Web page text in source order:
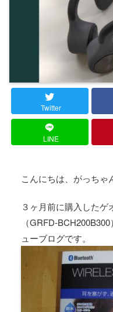
Twitter
LINE
こんにちは、がっちゃ
３ヶ月前に購入した
（GRFD-
ューブログです。